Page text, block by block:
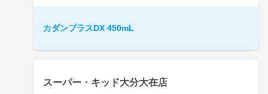
カダンプラスDX 450mL
スーパー・キッド大分大在店